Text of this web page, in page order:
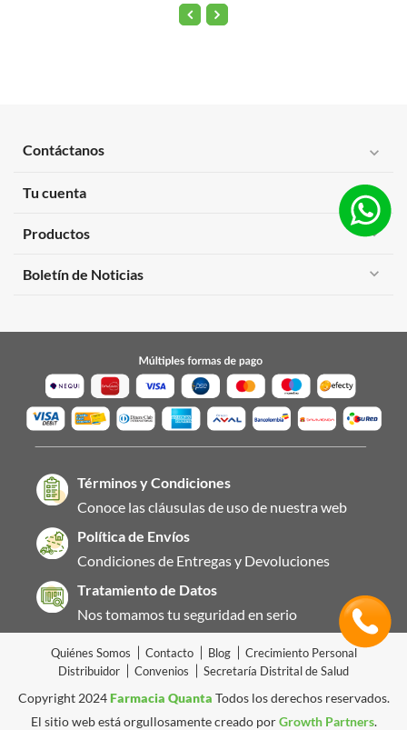
Contáctanos expand_more
Tu cuenta expand_more
Productos expand_more
Boletín de Noticias expand_more
Términos y Condiciones
Conoce las cláusulas de uso de nuestra web
Política de Envíos
Condiciones de Entregas y Devoluciones
Tratamiento de Datos
Nos tomamos tu seguridad en serio
Quiénes Somos Contacto Blog
Crecimiento Personal
Distribuidor
Convenios Secretaría Distrital de Salud
Copyright 2024Farmacia Quanta Todos los derechos reservados.
El sitio web está orgullosamente creado porGrowth Partners.